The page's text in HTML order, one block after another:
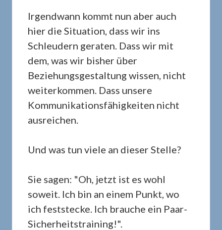
Irgendwann kommt nun aber auch
hier die Situation, dass wir ins
Schleudern geraten. Dass wir mit
dem, was wir bisher über
Beziehungsgestaltung wissen, nicht
weiterkommen. Dass unsere
Kommunikationsfähigkeiten nicht
ausreichen.
Und was tun viele an dieser Stelle?
Sie sagen: "Oh, jetzt ist es wohl
soweit. Ich bin an einem Punkt, wo
ich feststecke. Ich brauche ein Paar-
Sicherheitstraining!".